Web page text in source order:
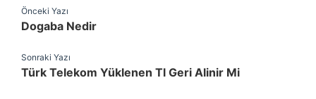
Önceki Yazı
Dogaba Nedir
Sonraki Yazı
Türk Telekom Yüklenen Tl Geri Alinir Mi